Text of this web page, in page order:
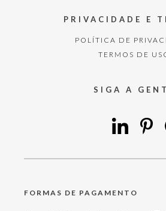
PRIVACIDADE E
POLÍTICA DE
TERMOS DE
SIGA A
FORMAS DE PAGAMENTO